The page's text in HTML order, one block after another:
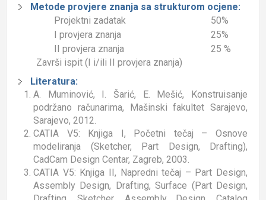
Metode provjere znanja sa strukturom ocjene:
Projektni zadatak
50%
I provjera znanja
25%
II provjera znanja
25 %
Završi ispit (I i/ili II provjera znanja)
Literatura:
A. Muminović, I. Šarić, E. Mešić, Konstruisanje
podržano računarima, Mašinski fakultet Sarajevo,
Sarajevo, 2012.
CATIA V5: Knjiga I, Početni tečaj – Osnove
modeliranja (Sketcher, Part Design, Drafting),
CadCam Design Centar, Zagreb, 2003.
CATIA V5: Knjiga II, Napredni tečaj – Part Design,
Assembly Design, Drafting, Surface (Part Design,